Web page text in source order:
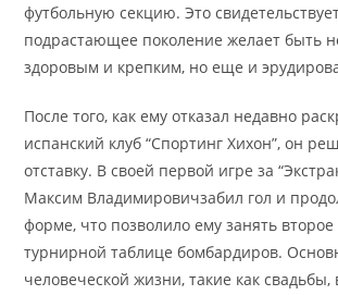
футбольную секцию. Это
подрастающее поколение желает быть
здоровым и крепким, но еще и
После того, как ему отказал недавно
испанский клуб “Спортинг Хихон”, он
отставку. В своей первой игре за
Максим Владимировичзабил гол и
форме, что позволило ему занять второе
турнирной таблице бомбардиров.
человеческой жизни, такие как